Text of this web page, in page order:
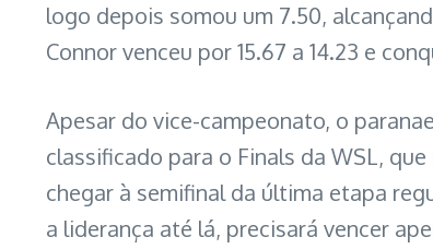
logo depois somou um 7.50,
Connor venceu por 15.67 a 14.23 e
Apesar do vice-campeonato, o
classificado para o Finals da WSL,
chegar à semifinal da última etapa
a liderança até lá, precisará vencer